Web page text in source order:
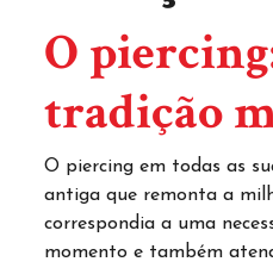
O
tradição
O piercing em todas as
antiga que remonta a
correspondia a uma
momento e também